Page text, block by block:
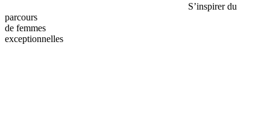
S’inspirer du
parcours
de femmes
exceptionnelles